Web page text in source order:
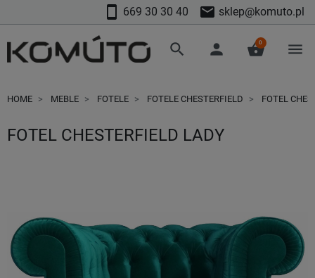
smartphone 669 30 30 40 mail sklep@komuto.pl
search person shopping_basket
0 menu
HOME MEBLE FOTELE FOTELE CHESTERFIELD FOTEL
FOTEL CHESTERFIELD LADY